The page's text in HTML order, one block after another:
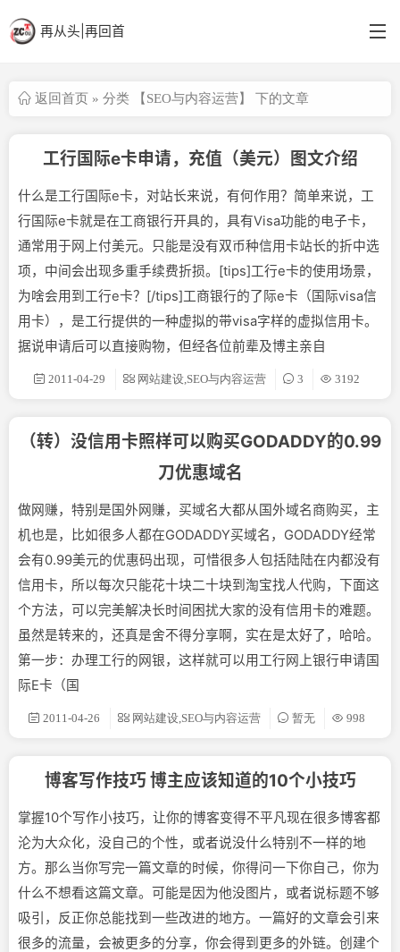
再从头|再回首
首页
结构更新
备忘
返回首页 » 分类 【SEO与内容运营】 下的文章
工行国际e卡申请，充值（美元）图文介绍
什么是工行国际e卡，对站长来说，有何作用？简单来说，工
行国际e卡就是在工商银行开具的，具有Visa功能的电子卡，
通常用于网上付美元。只能是没有双币种信用卡站长的折中选
项，中间会出现多重手续费折损。[tips]工行e卡的使用场景，
为啥会用到工行e卡？[/tips]工商银行的了际e卡（国际visa信
用卡），是工行提供的一种虚拟的带visa字样的虚拟信用卡。
据说申请后可以直接购物，但经各位前辈及博主亲自
2011-04-29 网站建设,SEO与内容运营 3 3192
（转）没信用卡照样可以购买GODADDY的0.99
刀优惠域名
做网赚，特别是国外网赚，买域名大都从国外域名商购买，主
机也是，比如很多人都在GODADDY买域名，GODADDY经常
会有0.99美元的优惠码出现，可惜很多人包括陆陆在内都没有
信用卡，所以每次只能花十块二十块到淘宝找人代购，下面这
个方法，可以完美解决长时间困扰大家的没有信用卡的难题。
虽然是转来的，还真是舍不得分享啊，实在是太好了，哈哈。
第一步：办理工行的网银，这样就可以用工行网上银行申请国
际E卡（国
2011-04-26 网站建设,SEO与内容运营 暂无 998
博客写作技巧 博主应该知道的10个小技巧
掌握10个写作小技巧，让你的博客变得不平凡现在很多博客都
沦为大众化，没自己的个性，或者说没什么特别不一样的地
方。那么当你写完一篇文章的时候，你得问一下你自己，你为
什么不想看这篇文章。可能是因为他没图片，或者说标题不够
吸引，反正你总能找到一些改进的地方。一篇好的文章会引来
很多的流量，会被更多的分享，你会得到更多的外链。创建个